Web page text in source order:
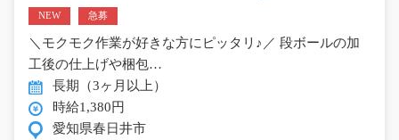
NEW 急募
＼モクモク作業が好きな方にピッタリ♪／ 段ボールの加
工後の仕上げや梱包…
長期（3ヶ月以上）
時給1,380円
愛知県春日井市